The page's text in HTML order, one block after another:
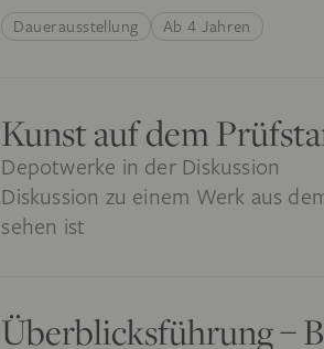
Dauerausstellung Ab 4 Jahren
Kunst auf dem
Depotwerke in der Diskussion
Diskussion zu einem Werk aus
sehen ist
Überblicksführung –